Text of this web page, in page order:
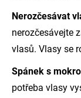
Nerozčesávat
nerozčesávejte
vlasů. Vlasy se
Spánek s
potřeba vlasy